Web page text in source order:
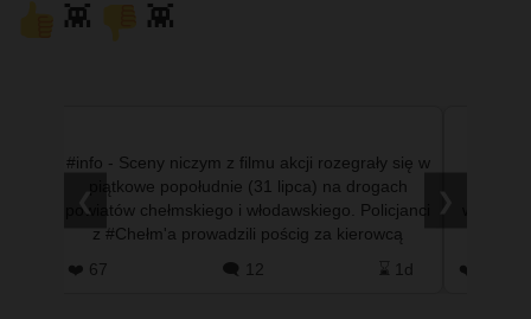
👾 👾
#info - Sceny niczym z filmu akcji rozegrały się w
piątkowe popołudnie (31 lipca) na drogach
powiatów chełmskiego i włodawskiego. Policjanci
z #Chełm'a prowadzili pościg za kierowcą
❤️ 67 🗨️ 12 ⌛ 1d ❤️ 0
❯